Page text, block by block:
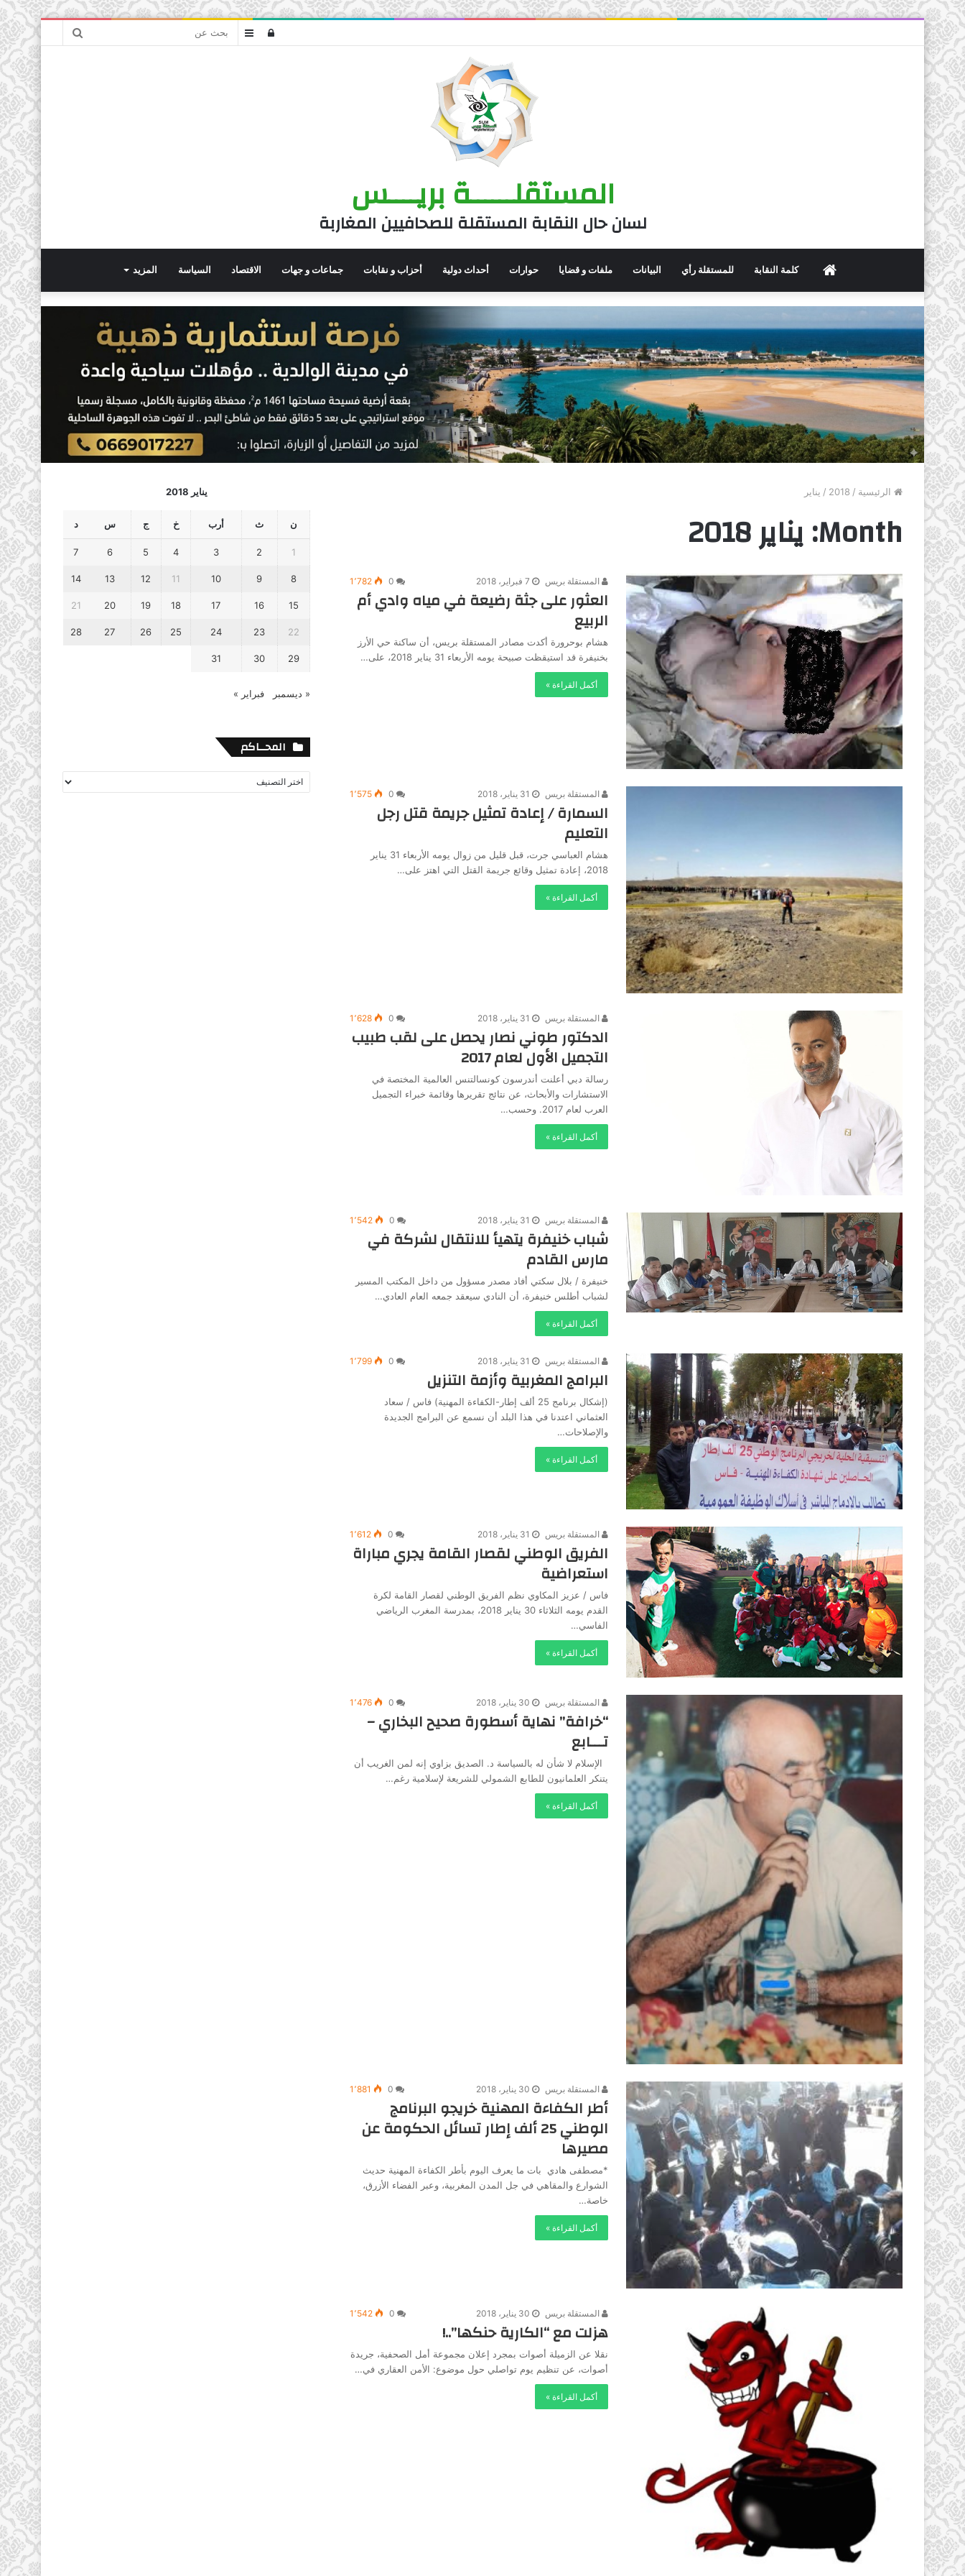
بحث
عمودتسجيل
المستقلــــــة بريــــس
لسان حال النقابة المستقلة للصحافيين المغاربة
الرئيسيةكلمة النقابة للمستقلة رأي البيانات ملفات و قضايا حوارات أحداث دولية أحزاب و نقابات جماعات و جهات الاقتصاد السياسة المزيد
الرئيسية /
2018
/ يناير
Month: يناير 2018
المستقلة بريس 7 فبراير، 2018 0 1٬782
العثور على جثة رضيعة في مياه وادي أم
الربيع
هشام بوحرورة أكدت مصادر المستقلة بريس، أن ساكنة حي الأرز
بخنيفرة قد استيقظت صبيحة يومه الأربعاء 31 يناير 2018، على…
أكمل القراءة »
المستقلة بريس 31 يناير، 2018 0 1٬575
السمارة / إعادة تمثيل جريمة قتل رجل
التعليم
هشام العباسي جرت، قبل قليل من زوال يومه الأربعاء 31 يناير
2018، إعادة تمثيل وقائع جريمة القتل التي اهتز على…
أكمل القراءة »
المستقلة بريس 31 يناير، 2018 0 1٬628
الدكتور طوني نصار يحصل على لقب طبيب
التجميل الأول لعام 2017
رسالة دبي أعلنت أندرسون كونسالتنس العالمية المختصة في
الاستشارات والأبحاث، عن نتائج تقريرها وقائمة خبراء التجميل
العرب لعام 2017. وحسب…
أكمل القراءة »
المستقلة بريس 31 يناير، 2018 0 1٬542
شباب خنيفرة يتهيأ للانتقال لشركة في
مارس القادم
خنيفرة / بلال سكتي أفاد مصدر مسؤول من داخل المكتب المسير
لشباب أطلس خنيفرة، أن النادي سيعقد جمعه العام العادي…
أكمل القراءة »
المستقلة بريس 31 يناير، 2018 0 1٬799
البرامج المغربية وأزمة التنزيل
(إشكال برنامج 25 ألف إطار-الكفاءة المهنية) فاس / سعاد
العثماني اعتدنا في هذا البلد أن نسمع عن البرامج الجديدة
والإصلاحات…
أكمل القراءة »
المستقلة بريس 31 يناير، 2018 0 1٬612
الفريق الوطني لقصار القامة يجري مباراة
استعراضية
فاس / عزيز المكاوي نظم الفريق الوطني لقصار القامة لكرة
القدم يومه الثلاثاء 30 يناير 2018، بمدرسة المغرب الرياضي
الفاسي…
أكمل القراءة »
المستقلة بريس 30 يناير، 2018 0 1٬476
“خرافة” نهاية أسطورة صحيح البخاري –
تـــابع
الإسلام لا شأن له بالسياسة د. الصديق بزاوي إنه لمن الغريب أن
يتنكر العلمانيون للطابع الشمولي للشريعة لإسلامية رغم…
أكمل القراءة »
المستقلة بريس 30 يناير، 2018 0 1٬881
أطر الكفاءة المهنية خريجو البرنامج
الوطني 25 ألف إطار تسائل الحكومة عن
مصيرها
*مصطفى هادي بات ما يعرف اليوم بأطر الكفاءة المهنية حديث
الشوارع والمقاهي في جل المدن المغربية، وعبر الفضاء الأزرق،
خاصة…
أكمل القراءة »
المستقلة بريس 30 يناير، 2018 0 1٬542
هزلت مع “الكارية حنكها”..!
نقلا عن الزميلة أصوات بمجرد إعلان مجموعة أمل الصحفية، جريدة
أصوات، عن تنظيم يوم تواصلي حول موضوع: الأمن العقاري في…
أكمل القراءة »
يناير 2018
ن ث أرب خ ج س د
1
2
3
4
5
6
7
8
9
10
11
12
13
14
15
16
17
18
19
20
21
22
23
24
25
26
27
28
29
30
31
« ديسمبر فبراير »
المحــاكم
المحــاكم